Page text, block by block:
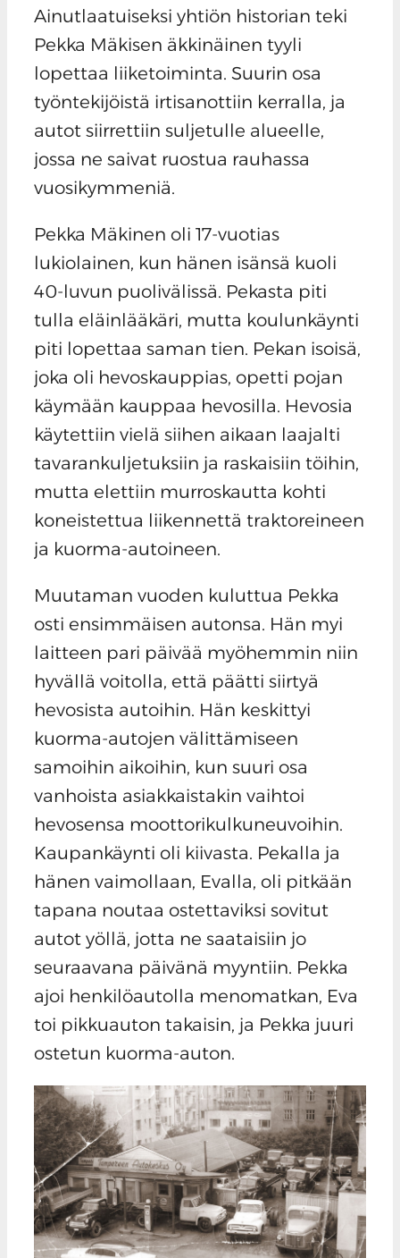
Ainutlaatuiseksi yhtiön historian teki
Pekka Mäkisen äkkinäinen tyyli
lopettaa liiketoiminta. Suurin osa
työntekijöistä irtisanottiin kerralla, ja
autot siirrettiin suljetulle alueelle,
jossa ne saivat ruostua rauhassa
vuosikymmeniä.
Pekka Mäkinen oli 17-vuotias
lukiolainen, kun hänen isänsä kuoli
40-luvun puolivälissä. Pekasta piti
tulla eläinlääkäri, mutta koulunkäynti
piti lopettaa saman tien. Pekan isoisä,
joka oli hevoskauppias, opetti pojan
käymään kauppaa hevosilla. Hevosia
käytettiin vielä siihen aikaan laajalti
tavarankuljetuksiin ja raskaisiin töihin,
mutta elettiin murroskautta kohti
koneistettua liikennettä traktoreineen
ja kuorma-autoineen.
Muutaman vuoden kuluttua Pekka
osti ensimmäisen autonsa. Hän myi
laitteen pari päivää myöhemmin niin
hyvällä voitolla, että päätti siirtyä
hevosista autoihin. Hän keskittyi
kuorma-autojen välittämiseen
samoihin aikoihin, kun suuri osa
vanhoista asiakkaistakin vaihtoi
hevosensa moottorikulkuneuvoihin.
Kaupankäynti oli kiivasta. Pekalla ja
hänen vaimollaan, Evalla, oli pitkään
tapana noutaa ostettaviksi sovitut
autot yöllä, jotta ne saataisiin jo
seuraavana päivänä myyntiin. Pekka
ajoi henkilöautolla menomatkan, Eva
toi pikkuauton takaisin, ja Pekka juuri
ostetun kuorma-auton.